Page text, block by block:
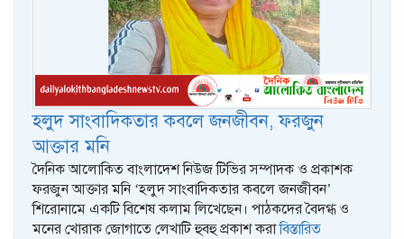
হলুদ সাংবাদিকতার কবলে জনজীবন, ফরজুন
আক্তার মনি
দৈনিক আলোকিত বাংলাদেশ নিউজ টিভির সম্পাদক ও প্রকাশক
ফরজুন আক্তার মনি ‘হলুদ সাংবাদিকতার কবলে জনজীবন’
শিরোনামে একটি বিশেষ কলাম লিখেছেন। পাঠকদের বৈদগ্ধ ও
মনের খোরাক জোগাতে লেখাটি হুবহু প্রকাশ করাবিস্তারিত